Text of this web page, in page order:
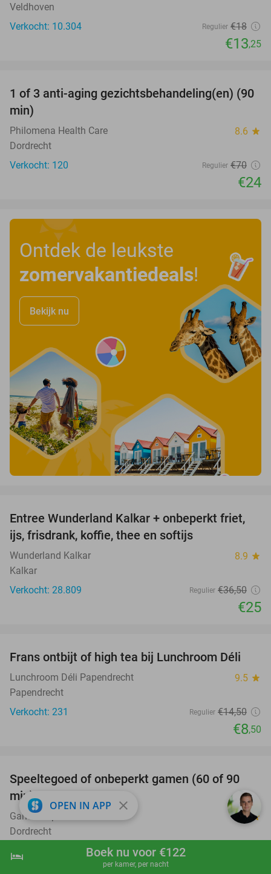
shopping_cart Boek nu
hotel Boek nu voor €122
per kamer, per nacht
Veldhoven
Verkocht: 10.304
Regulier €18
€13,25
66%
1 of 3 anti-aging gezichtsbehandeling(en) (90
min)
Philomena Health Care 8.6 star
Dordrecht
Verkocht: 120
Regulier €70
€24
Ontdek de leukste
zomervakantiedeals!
Bekijk nu
32%
Entree Wunderland Kalkar + onbeperkt friet,
ijs, frisdrank, koffie, thee en softijs
Wunderland Kalkar 8.9 star
Kalkar
Verkocht: 28.809
Regulier €36,50
€25
41%
Frans ontbijt of high tea bij Lunchroom Déli
Lunchroom Déli Papendrecht 9.5 star
Papendrecht
Verkocht: 231
Regulier €14,50
€8,50
37%
Speeltegoed of onbeperkt gamen (60 of 90
min)
Game Empire 9.2star
Dordrecht
Verkocht: 508
OPEN IN APP close